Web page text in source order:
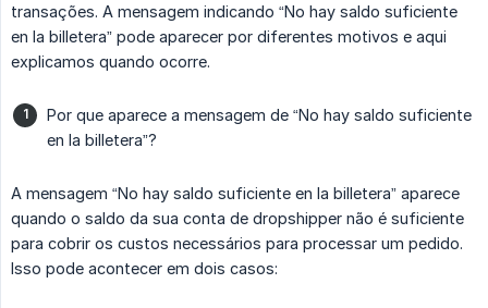
transações. A mensagem indicando “No hay saldo suficiente
en la billetera” pode aparecer por diferentes motivos e aqui
explicamos quando ocorre.
Por que aparece a mensagem de “No hay saldo suficiente
en la billetera”?
A mensagem “No hay saldo suficiente en la billetera” aparece
quando o saldo da sua conta de dropshipper não é suficiente
para cobrir os custos necessários para processar um pedido.
Isso pode acontecer em dois casos: